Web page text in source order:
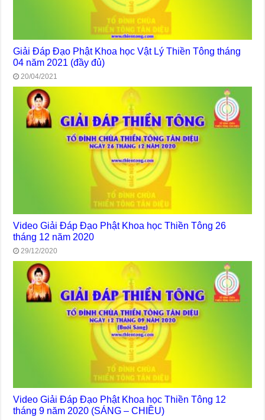
Giải Đáp Đạo Phật Khoa học Vật Lý Thiền Tông tháng
04 năm 2021 (đầy đủ)
20/04/2021
Video Giải Đáp Đạo Phật Khoa học Thiền Tông 26
tháng 12 năm 2020
29/12/2020
Video Giải Đáp Đạo Phật Khoa học Thiền Tông 12
tháng 9 năm 2020 (SÁNG – CHIỀU)